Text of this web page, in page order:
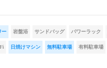
ー 岩盤浴 サンドバッグ パワーラック
日焼けマシン 無料駐車場 有料駐車場